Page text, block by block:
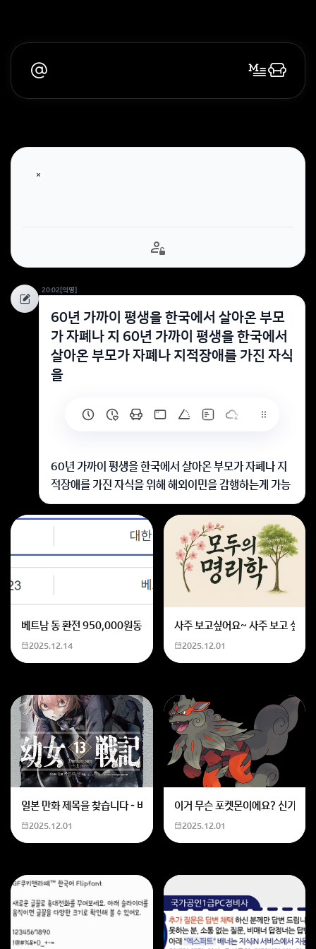
20:02[익명]
60년 가까이 평생을 한국에서 살아온 부모
가 자폐나 지 60년 가까이 평생을 한국에서
살아온 부모가 자폐나 지적장애를 가진 자식
을
60년 가까이 평생을 한국에서 살아온 부모가 자폐나 지
적장애를 가진 자식을 위해 해외이민을 감행하는게 가능
한가요?
자식을 위해서라면
목숨도 내놓을수 있는것이
부모님입니다! 그정도는 얼마든지
가능하다고 보여집니다!
회원가입 혹은 광고 [X]를 누르면 내용이 보입니다
베트남 동 환전 950,000원동 한화 계산할때0하나 빼고 나누기 2하면
2025.12.14
사주 보고싶어요~ 사주 보고 싶
2025.12.01
일본 만화 제목을 찾습니다 - 비행 마법 저격 여자 기억하기로는 위의 내
2025.12.01
이거 무슨 포켓몬이에요? 신기하
2025.12.01